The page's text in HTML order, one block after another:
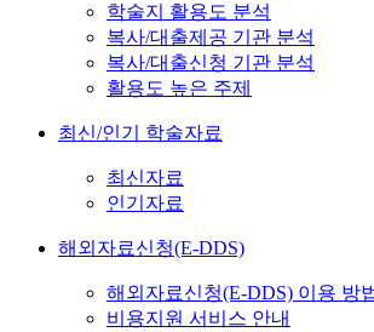
학술지 활용도 분석
복사/대출제공 기관 분석
복사/대출신청 기관 분석
활용도 높은 주제
최신/인기 학술자료
최신자료
인기자료
해외자료신청(E-DDS)
해외자료신청(E-DDS) 이용 방
비용지원 서비스 안내